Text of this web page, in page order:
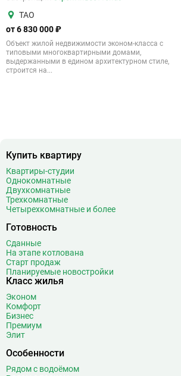
ТАО
от 6 830 000 ₽
Объект жилой недвижимости эконом-класса с
типовыми многоквартирными домами,
выдержанными в едином архитектурном стиле,
строится на...
Купить квартиру
Квартиры-студии
Однокомнатные
Двухкомнатные
Трехкомнатные
Четырехкомнатные и более
Готовность
Сданные
На этапе котлована
Старт продаж
Планируемые новостройки
Класс жилья
Эконом
Комфорт
Бизнес
Премиум
Элит
Особенности
Рядом с водоёмом